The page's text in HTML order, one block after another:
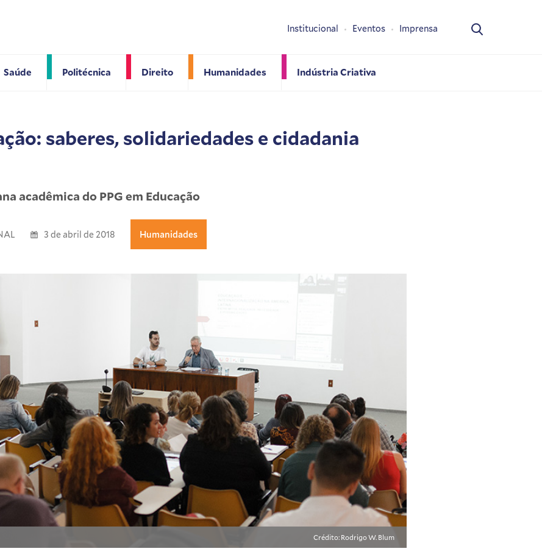
Saúde Politécnica Direito Humanidades Indústria Criativa
Institucional Eventos Imprensa
saberes, solidariedades e cidadania
acadêmica do PPG em Educação
3 de abril de 2018 Humanidades
Crédito: Rodrigo W. Blum